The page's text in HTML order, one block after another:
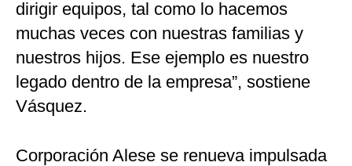
dirigir equipos, tal como lo hacemos
muchas veces con nuestras familias y
nuestros hijos. Ese ejemplo es nuestro
legado dentro de la empresa”, sostiene
Vásquez.
Corporación Alese se renueva impulsada